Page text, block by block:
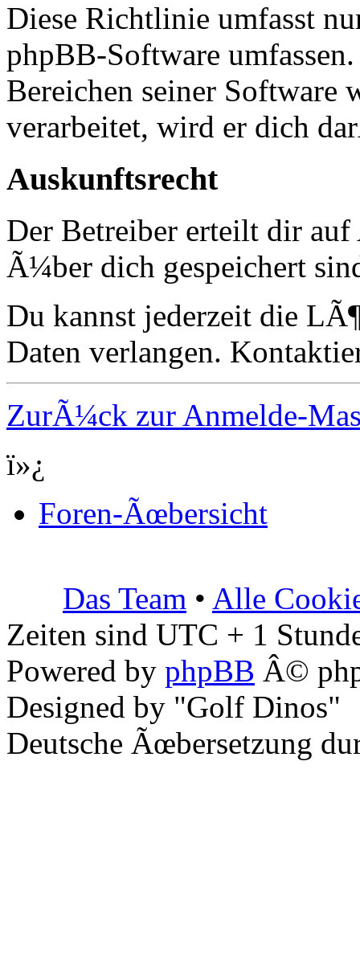
Diese Richtlinie umfasst
phpBB-Software
Bereichen seiner Software
verarbeitet, wird er dich
Auskunftsrecht
Der Betreiber erteilt dir
Ã¼ber dich gespeichert
Du kannst jederzeit die
Daten verlangen.
ZurÃ¼ck zur Anmelde-
ï»¿
Foren-Ãœbersicht
Das Team • Alle
Zeiten sind UTC + 1
Powered by phpBB Â©
Designed by "Golf Dinos"
Deutsche Ãœbersetzung